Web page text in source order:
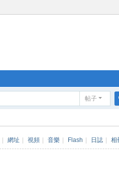
帖子
網址 視頻 音樂 Flash 日誌 相